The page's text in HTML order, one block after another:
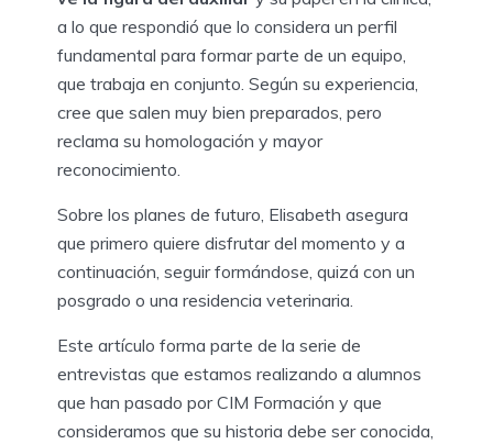
a lo que respondió que lo considera un perfil
fundamental para formar parte de un equipo,
que trabaja en conjunto. Según su experiencia,
cree que salen muy bien preparados, pero
reclama su homologación y mayor
reconocimiento.
Sobre los planes de futuro, Elisabeth asegura
que primero quiere disfrutar del momento y a
continuación, seguir formándose, quizá con un
posgrado o una residencia veterinaria.
Este artículo forma parte de la serie de
entrevistas que estamos realizando a alumnos
que han pasado por CIM Formación y que
consideramos que su historia debe ser conocida,